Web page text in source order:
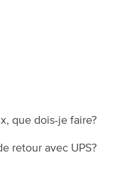
que dois-je faire?
retour avec UPS?